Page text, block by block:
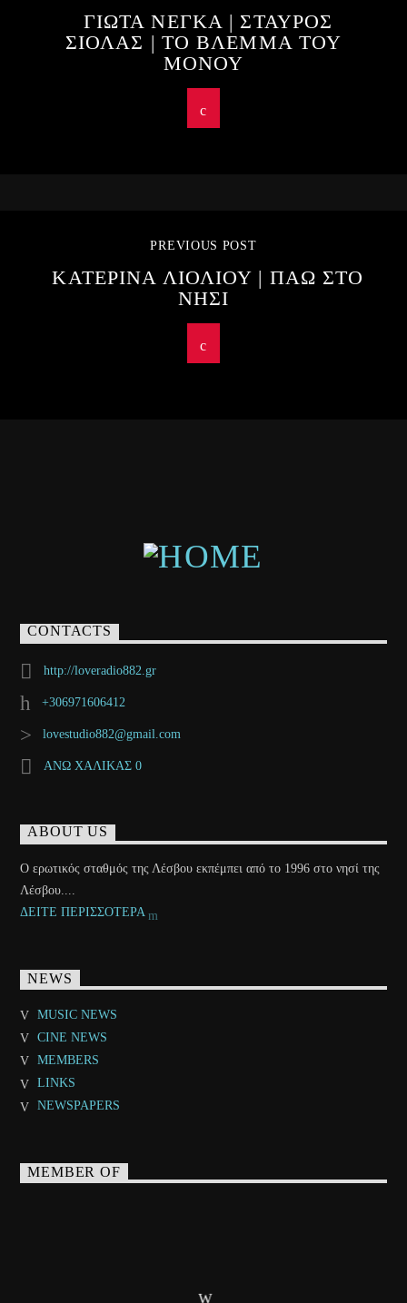
ΓΙΩΤΑ ΝΕΓΚΑ | ΣΤΑΥΡΟΣ
ΣΙΟΛΑΣ | ΤΟ ΒΛΕΜΜΑ ΤΟΥ
ΜΟΝΟΥ
PREVIOUS POST
ΚΑΤΕΡΙΝΑ ΛΙΟΛΙΟΥ | ΠΑΩ ΣΤΟ
ΝΗΣΙ
CONTACTS
http://loveradio882.gr
+306971606412
lovestudio882@gmail.com
ΑΝΩ ΧΑΛΙΚΑΣ 0
ABOUT US
Ο ερωτικός σταθμός της Λέσβου εκπέμπει από το 1996 στο νησί της
Λέσβου....
ΔΕΙΤΕ ΠΕΡΙΣΣΟΤΕΡΑ
NEWS
MUSIC NEWS
CINE NEWS
MEMBERS
LINKS
NEWSPAPERS
MEMBER OF